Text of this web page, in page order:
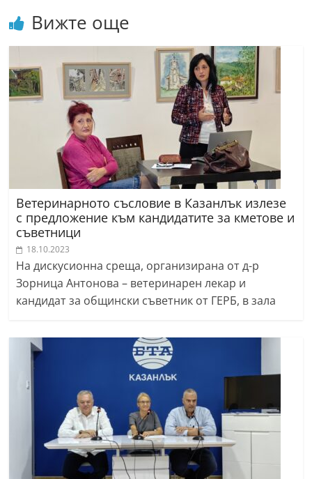
Вижте още
Ветеринарното съсловие в Казанлък излезе
с предложение към кандидатите за кметове и
съветници
18.10.2023
На дискусионна среща, организирана от д-р
Зорница Антонова – ветеринарен лекар и
кандидат за общински съветник от ГЕРБ, в зала